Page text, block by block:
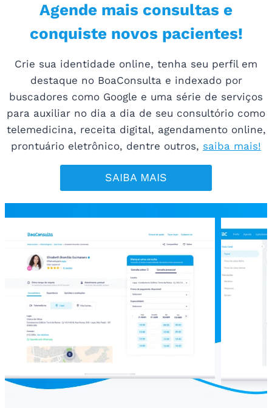
Agende mais consultas e
conquiste novos pacientes!
Crie sua identidade online, tenha seu perfil em
destaque no BoaConsulta e indexado por
buscadores como Google e uma série de serviços
para auxiliar no dia a dia de seu consultório como
telemedicina, receita digital, agendamento online,
prontuário eletrônico, dentre outros, saiba mais!
SAIBA MAIS